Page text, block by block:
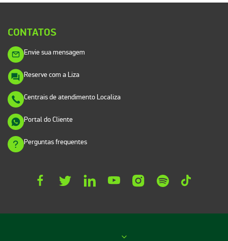
CONTATOS
Envie sua mensagem
Reserve com a Liza
Centrais de atendimento Localiza
Portal do Cliente
Perguntas frequentes